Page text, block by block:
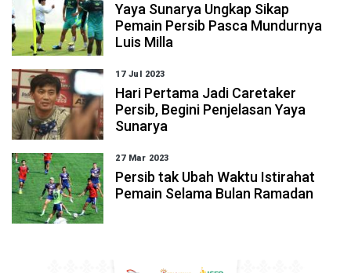
Yaya Sunarya Ungkap Sikap
Pemain Persib Pasca Mundurnya
Luis Milla
17 Jul 2023
Hari Pertama Jadi Caretaker
Persib, Begini Penjelasan Yaya
Sunarya
27 Mar 2023
Persib tak Ubah Waktu Istirahat
Pemain Selama Bulan Ramadan